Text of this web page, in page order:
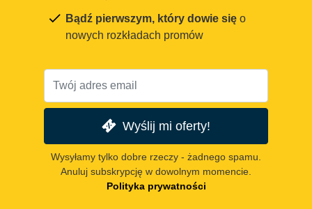
Bądź pierwszym, który dowie się o
nowych rozkładach promów
Wyślij mi oferty!
Wysyłamy tylko dobre rzeczy - żadnego spamu.
Anuluj subskrypcję w dowolnym momencie.
Polityka prywatności